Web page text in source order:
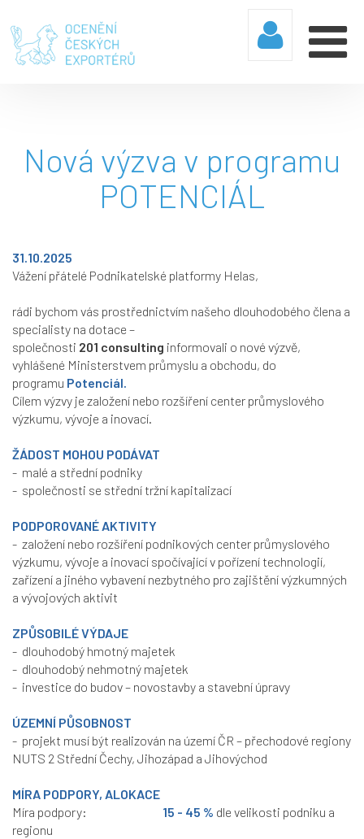
Nová výzva v programu
POTENCIÁL
31.10.2025
Vážení přátelé Podnikatelské platformy Helas,
rádi bychom vás prostřednictvím našeho dlouhodobého člena a
specialisty na dotace –
společnosti 201 consulting informovali o nové výzvě,
vyhlášené Ministerstvem průmyslu a obchodu, do
programu Potenciál.
Cílem výzvy je založení nebo rozšíření center průmyslového
výzkumu, vývoje a inovací.
ŽÁDOST MOHOU PODÁVAT
- malé a střední podniky
- společnosti se střední tržní kapitalizací
PODPOROVANÉ AKTIVITY
- založení nebo rozšíření podnikových center průmyslového
výzkumu, vývoje a inovací spočívající v pořízení technologií,
zařízení a jiného vybavení nezbytného pro zajištění výzkumných
a vývojových aktivit
ZPŮSOBILÉ VÝDAJE
- dlouhodobý hmotný majetek
- dlouhodobý nehmotný majetek
- investice do budov – novostavby a stavební úpravy
ÚZEMNÍ PŮSOBNOST
- projekt musí být realizován na území ČR – přechodové regiony
NUTS 2 Střední Čechy, Jihozápad a Jihovýchod
MÍRA PODPORY, ALOKACE
Míra podpory: 15 - 45 % dle velikosti podniku a
regionu